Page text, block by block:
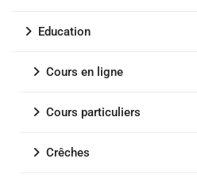
Education
Cours en ligne
Cours particuliers
Crêches